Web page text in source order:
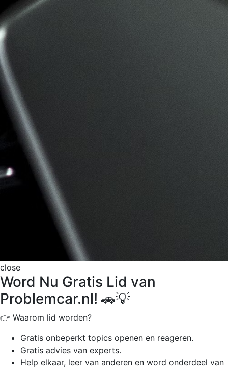
close
Word Nu Gratis Lid van
Problemcar.nl! 🚗💡
👉 Waarom lid worden?
Gratis onbeperkt topics openen en reageren.
Gratis advies van experts.
Help elkaar, leer van anderen en word onderdeel van